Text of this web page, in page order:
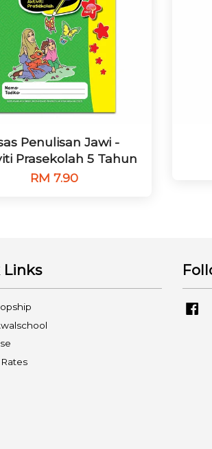
Penulisan Jawi -
Prasekolah 5 Tahun
RM 7.90
Links